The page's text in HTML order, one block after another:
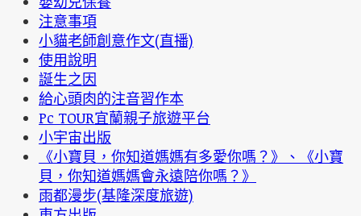
注意事項
小貓老師創意作文(直播)
使用說明
誕生之因
給心頭肉的注音習作本
Pc TOUR宜蘭親子旅遊平台
小宇宙出版
《小寶貝，你知道媽媽有多愛你嗎？》、《小寶
貝，你知道媽媽會永遠陪你嗎？》
雨都漫步(基隆深度旅遊)